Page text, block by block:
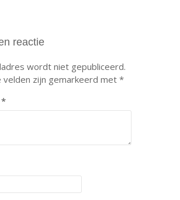
reactie
wordt niet gepubliceerd.
velden zijn gemarkeerd met *
*